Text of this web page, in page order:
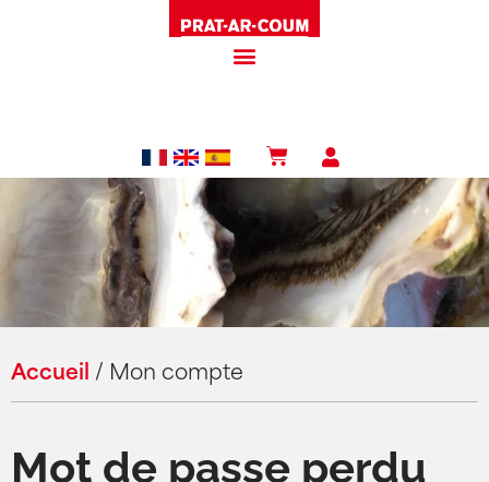
Accueil / Mon compte
Mot de passe perdu